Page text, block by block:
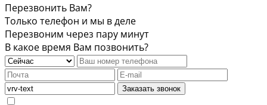
Перезвонить Вам?
Только телефон и мы в деле
Перезвоним через пару минут
В какое время Вам позвонить?
Заказать звонок